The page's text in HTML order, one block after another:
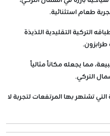
طعام استثنائية.
التركية التقليدية اللذيذة
مما يجعله مكاناً مثالياً
التركي.
تشتهر بها المرتفعات لتجربة لا